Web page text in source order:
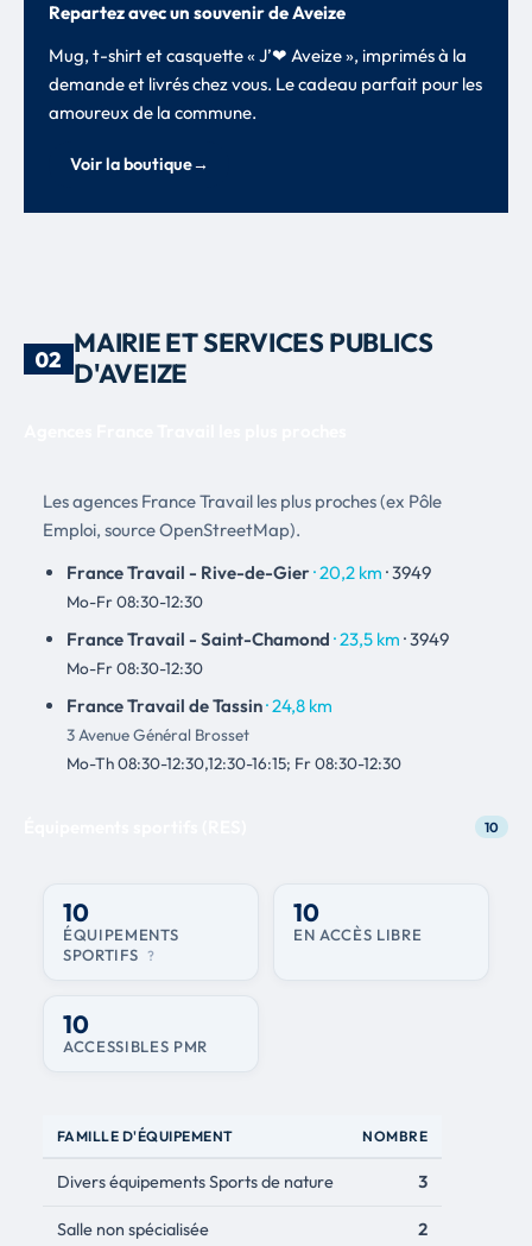
Repartez avec un souvenir de Aveize
Mug, t-shirt et casquette « J’❤ Aveize », imprimés à la
demande et livrés chez vous. Le cadeau parfait pour les
amoureux de la commune.
Voir la boutique→
02
MAIRIE ET SERVICES PUBLICS
D'AVEIZE
Les agences France Travail les plus proches (ex Pôle
Emploi, source OpenStreetMap).
France Travail - Rive-de-Gier· 20,2 km · 3949
Mo-Fr 08:30-12:30
France Travail - Saint-Chamond · 23,5 km · 3949
Mo-Fr 08:30-12:30
France Travail de Tassin· 24,8 km
3 Avenue Général Brosset
Mo-Th 08:30-12:30,12:30-16:15; Fr 08:30-12:30
10
10
ÉQUIPEMENTS
SPORTIFS ?
10
EN ACCÈS LIBRE
10
ACCESSIBLES PMR
FAMILLE D'ÉQUIPEMENT NOMBRE
Divers équipements Sports de nature 3
Salle non spécialisée 2